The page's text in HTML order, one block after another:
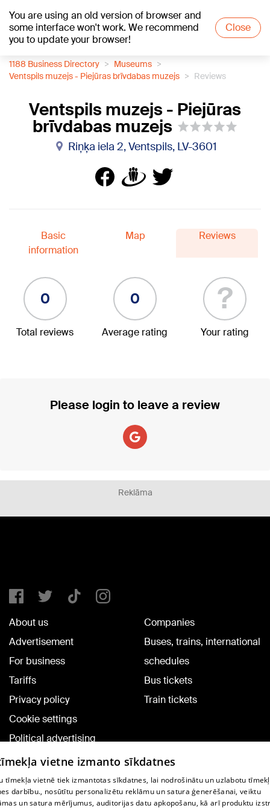
You are using an old version of browser and
some interface won't work. We recommend
you to update your browser!
Close
+18°C
1188 Business Directory
Museums
Ventspils muzejs - Piejūras brīvdabas muzejs
Reviews
Ventspils muzejs - Piejūras
brīvdabas muzejs
Riņķa iela 2, Ventspils, LV-3601
Basic
information
Map Reviews
0
Total reviews
0
Average rating
?
Your rating
Please login to leave a review
Reklāma
About us
Advertisement
For business
Tariffs
Privacy policy
Cookie settings
Political advertising
Cookie policy
Commenting terms
Companies
Buses, trains, international
schedules
Bus tickets
Train tickets
TV program
vietne izmanto sīkdatnes
tīmekļa vietnē tiek izmantotas sīkdatnes, lai nodrošinātu un uzlabotu
darbību., nosūtītu personalizētu reklāmu un satura ģenerēšanai, veiktu
un satura mērījumus, auditorijas datu apkopošanu, kā arī produktu